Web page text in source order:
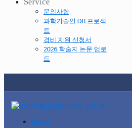
문의사항
과학기술인 DB 프로젝
트
경비 지원 신청서
2026 학술지 논문 업로
드
Item 1